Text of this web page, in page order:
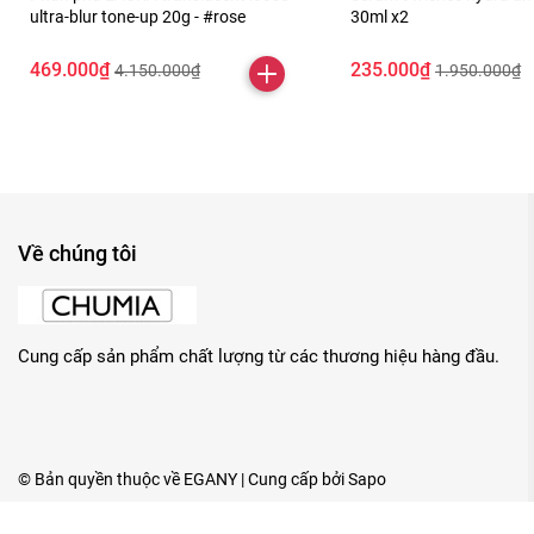
ultra-blur tone-up 20g - #rose
469.000₫ 4.150.000₫
30ml x2
235.000₫ 1.950.000₫
Về chúng tôi
Cung cấp sản phẩm chất lượng từ các thương hiệu hàng đầu.
© Bản quyền thuộc về EGANY | Cung cấp bởiSapo